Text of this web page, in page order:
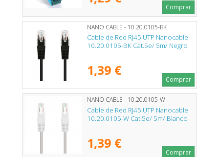
Comprar
NANO CABLE - 10.20.0105-BK
Cable de Red RJ45 UTP Nanocable
10.20.0105-BK Cat.5e/ 5m/ Negro
1,39 €
Comprar
NANO CABLE - 10.20.0105-W
Cable de Red RJ45 UTP Nanocable
10.20.0105-W Cat.5e/ 5m/ Blanco
1,39 €
Comprar